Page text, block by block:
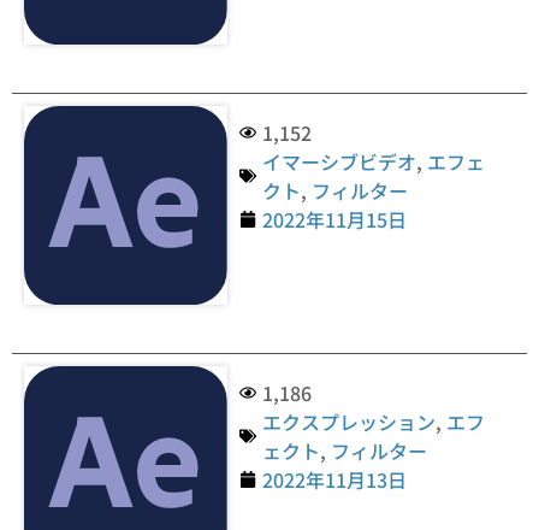
1,152
イマーシブビデオ, エフェ
クト, フィルター
2022年11月15日
1,186
エクスプレッション, エフ
ェクト, フィルター
2022年11月13日